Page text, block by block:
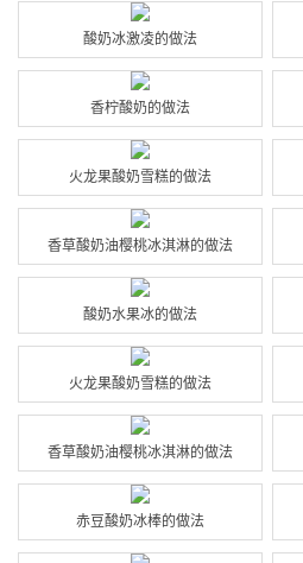
酸奶冰激凌的做法
香柠酸奶的做法
火龙果酸奶雪糕的做法
香草酸奶油樱桃冰淇淋的做法
酸奶水果冰的做法
火龙果酸奶雪糕的做法
香草酸奶油樱桃冰淇淋的做法
赤豆酸奶冰棒的做法